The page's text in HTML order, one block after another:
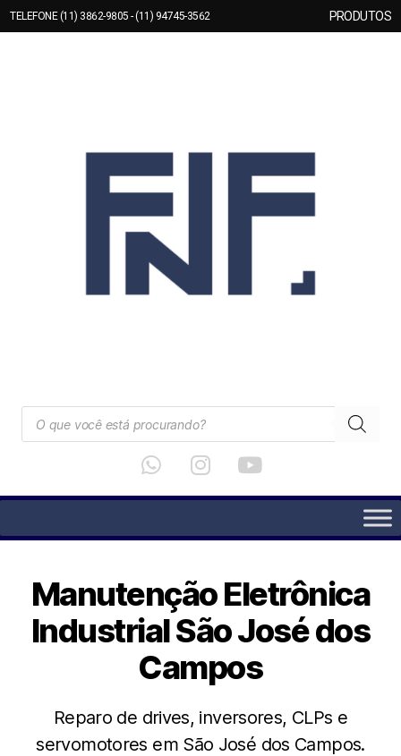
TELEFONE (11) 3862-9805 - (11) 94745-3562 PRODUTOS
Manutenção Eletrônica
Industrial São José dos
Campos
Reparo de drives, inversores, CLPs e
servomotores em São José dos Campos.